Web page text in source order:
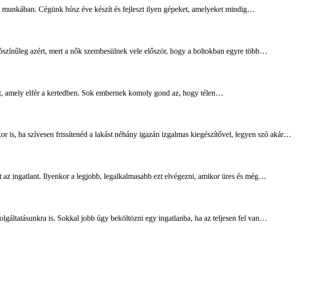
Cégünk húsz éve készít és fejleszt ilyen gépeket, amelyeket mindig…
azért, mert a nők szembesülnek vele először, hogy a boltokban egyre több…
amely elfér a kertedben. Sok embernek komoly gond az, hogy télen…
is, ha szívesen frissítenéd a lakást néhány igazán izgalmas kiegészítővel, legyen szó akár…
ingatlant. Ilyenkor a legjobb, legalkalmasabb ezt elvégezni, amikor üres és még…
is. Sokkal jobb úgy beköltözni egy ingatlanba, ha az teljesen fel van…